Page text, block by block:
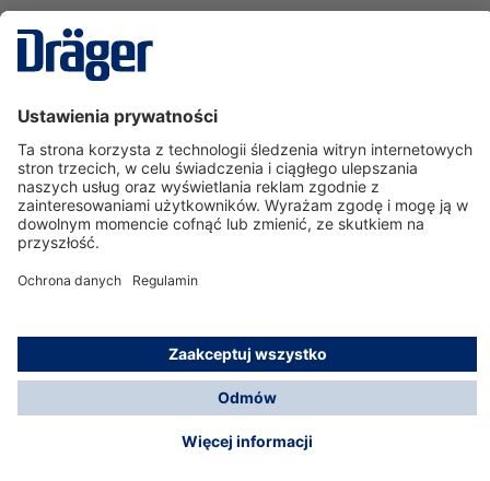
Serwisowa linia hotline
O nas
Korzystanie ze sklepu
© Dräger Polska Sp. z o.o., 2025
*Wszystkie ceny bez VAT, na warunkach opisanych w